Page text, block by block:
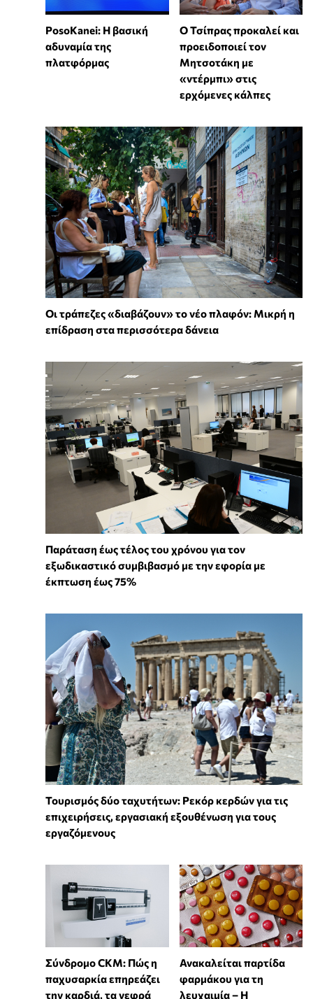
PosoKanei: Η βασική
αδυναμία της
πλατφόρμας
Ο Τσίπρας προκαλεί και
προειδοποιεί τον
Μητσοτάκη με
«ντέρμπι» στις
ερχόμενες κάλπες
Οι τράπεζες «διαβάζουν» το νέο πλαφόν: Μικρή η
επίδραση στα περισσότερα δάνεια
Παράταση έως τέλος του χρόνου για τον
εξωδικαστικό συμβιβασμό με την εφορία με
έκπτωση έως 75%
Τουρισμός δύο ταχυτήτων: Ρεκόρ κερδών για τις
επιχειρήσεις, εργασιακή εξουθένωση για τους
εργαζόμενους
Σύνδρομο CKM: Πώς η
παχυσαρκία επηρεάζει
την καρδιά, τα νεφρά
Ανακαλείται παρτίδα
φαρμάκου για τη
λευχαιμία – Η